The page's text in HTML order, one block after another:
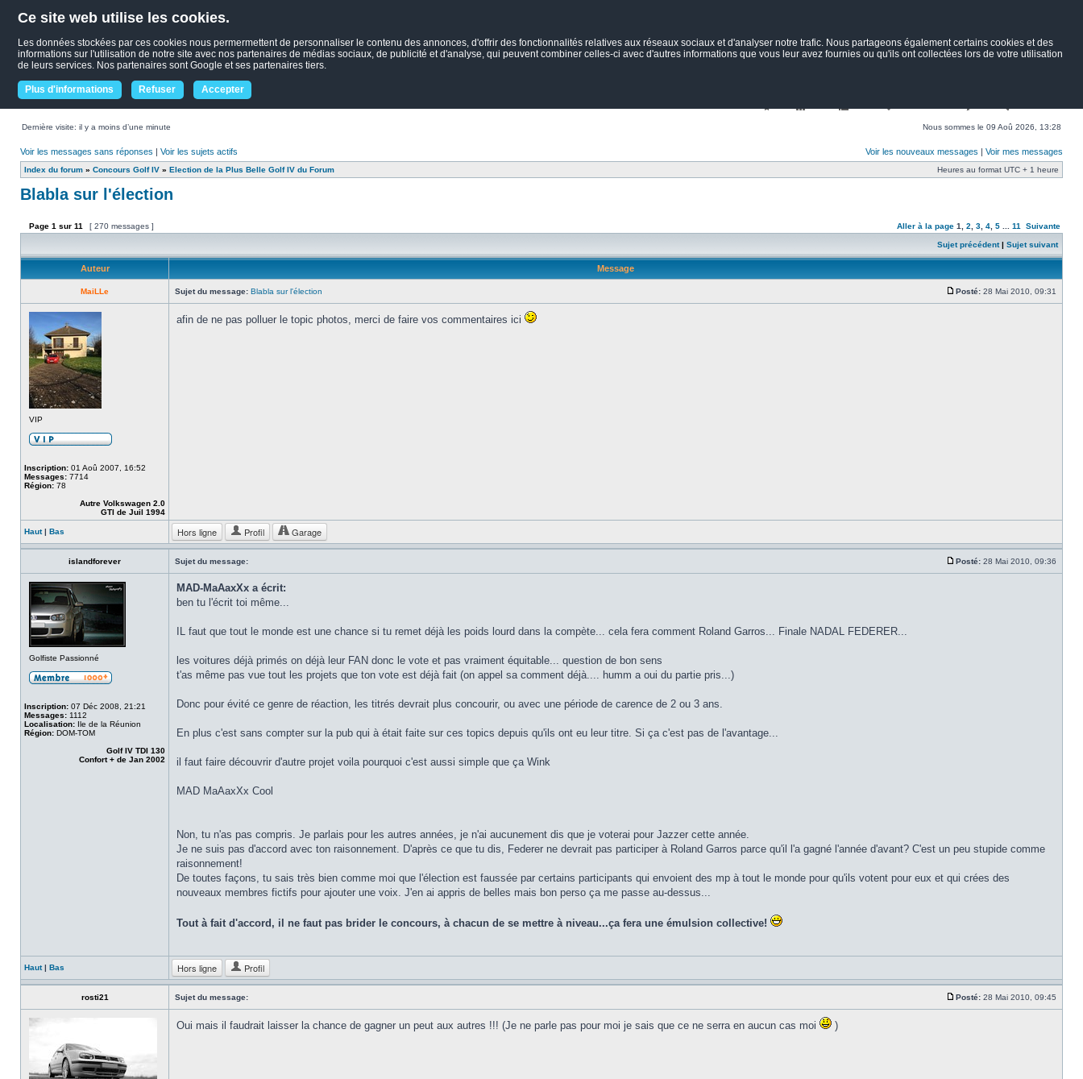
Ce site web utilise les cookies.
Les données stockées par ces cookies nous permermettent de personnaliser le contenu des annonces, d'offrir des fonctionnalités relatives aux réseaux sociaux et d'analyser notre trafic. Nous partageons également certains cookies et des
informations sur l'utilisation de notre site avec nos partenaires de médias sociaux, de publicité et d'analyse, qui peuvent combiner celles-ci avec d'autres informations que vous leur avez fournies ou qu'ils ont collectées lors de votre utilisation
de leurs services. Nos partenaires sont Google et ses partenaires tiers.
Plus d'informations Refuser Accepter
Dernière visite: il y a moins d’une minute Nous sommes le 09 Aoû 2026, 13:28
Voir les messages sans réponses | Voir les sujets actifs Voir les nouveaux messages | Voir mes messages
Index du forum » Concours Golf IV » Election de la Plus Belle Golf IV du Forum Heures au format UTC + 1 heure
Blabla sur l'élection
Page 1 sur 11 [ 270 messages ] Aller à la page 1 2 3 4 5 11 Suivante
Sujet précédent| Sujet suivant
Auteur Message
MaiLLe Sujet du message: Blabla sur l'élection Posté: 28 Mai 2010, 09:31
VIP
Inscription: 01 Aoû 2007, 16:52
Messages: 7714
Région: 78
Autre Volkswagen 2.0
GTI de Juil 1994
afin de ne pas polluer le topic photos, merci de faire vos commentaires ici
Haut| Bas Hors ligne Profil Garage
islandforever Sujet du message: Posté: 28 Mai 2010, 09:36
Golfiste Passionné
Inscription: 07 Déc 2008, 21:21
Messages: 1112
Localisation: Ile de la Réunion
Région: DOM-TOM
Golf IV TDI 130
Confort + de Jan 2002
MAD-MaAaxXx a écrit:
ben tu l'écrit toi même...
IL faut que tout le monde est une chance si tu remet déjà les poids lourd dans la compète... cela fera comment Roland Garros... Finale NADAL FEDERER...
les voitures déjà primés on déjà leur FAN donc le vote et pas vraiment équitable... question de bon sens
t'as même pas vue tout les projets que ton vote est déjà fait (on appel sa comment déjà.... humm a oui du partie pris...)
Donc pour évité ce genre de réaction, les titrés devrait plus concourir, ou avec une période de carence de 2 ou 3 ans.
En plus c'est sans compter sur la pub qui à était faite sur ces topics depuis qu'ils ont eu leur titre. Si ça c'est pas de l'avantage...
il faut faire découvrir d'autre projet voila pourquoi c'est aussi simple que ça Wink
MAD MaAaxXx Cool
Non, tu n'as pas compris. Je parlais pour les autres années, je n'ai aucunement dis que je voterai pour Jazzer cette année.
Je ne suis pas d'accord avec ton raisonnement. D'après ce que tu dis, Federer ne devrait pas participer à Roland Garros parce qu'il l'a gagné l'année d'avant? C'est un peu stupide comme
raisonnement!
De toutes façons, tu sais très bien comme moi que l'élection est faussée par certains participants qui envoient des mp à tout le monde pour qu'ils votent pour eux et qui crées des
nouveaux membres fictifs pour ajouter une voix. J'en ai appris de belles mais bon perso ça me passe au-dessus...
Tout à fait d'accord, il ne faut pas brider le concours, à chacun de se mettre à niveau...ça fera une émulsion collective!
Haut| Bas Hors ligne Profil
rosti21 Sujet du message: Posté: 28 Mai 2010, 09:45
Oui mais il faudrait laisser la chance de gagner un peut aux autres !!! (Je ne parle pas pour moi je sais que ce ne serra en aucun cas moi )